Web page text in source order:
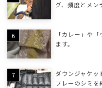
グ、頻度とメン
「カレー」や
ます。
ダウンジャケッ
プレーのシミを